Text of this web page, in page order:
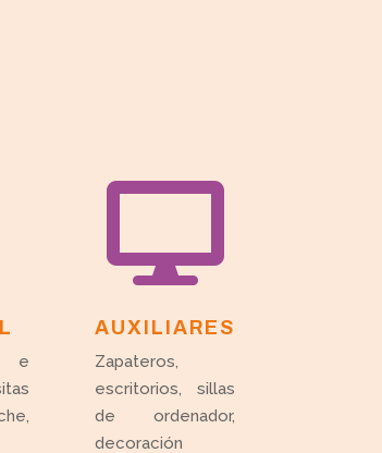
e

AUXILIARES
Zapateros,
escritorios, sillas
de ordenador,
decoración